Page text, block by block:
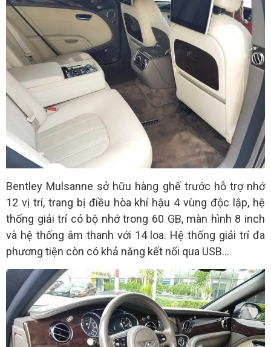
Bentley Mulsanne sở hữu hàng ghế trước hỗ trợ nhớ
12 vị trí, trang bị điều hòa khí hậu 4 vùng độc lập, hệ
thống giải trí có bộ nhớ trong 60 GB, màn hình 8 inch
và hệ thống âm thanh với 14 loa. Hệ thống giải trí đa
phương tiện còn có khả năng kết nối qua USB…